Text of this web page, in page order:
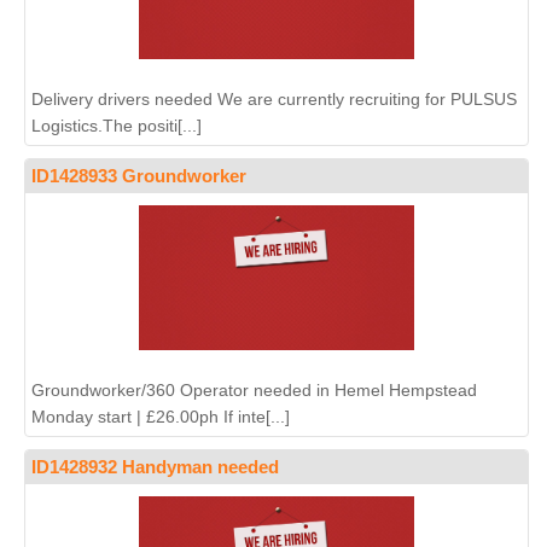
Delivery drivers needed We are currently recruiting for PULSUS
Logistics.The positi[...]
ID1428933 Groundworker
Groundworker/360 Operator needed in Hemel Hempstead
Monday start | £26.00ph If inte[...]
ID1428932 Handyman needed